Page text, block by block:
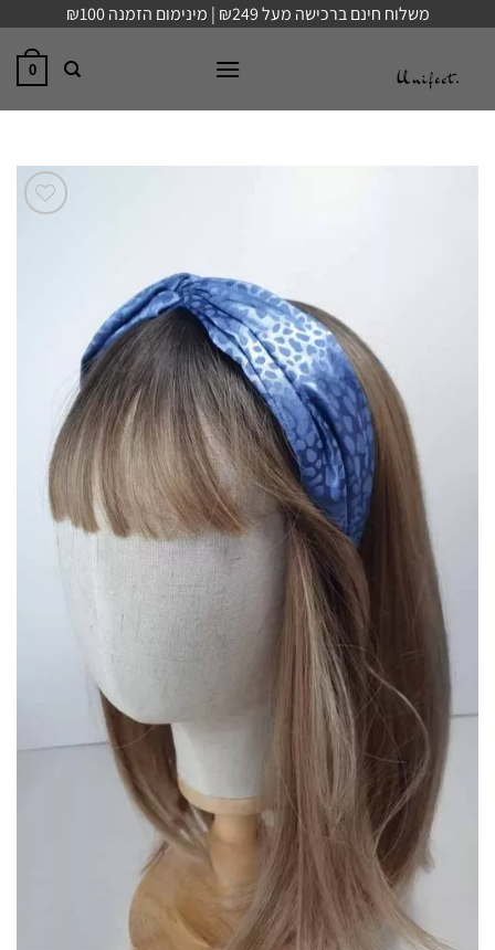
content
משלוח חינם ברכישה מעל ₪249 | מינימום הזמנה ₪100
0